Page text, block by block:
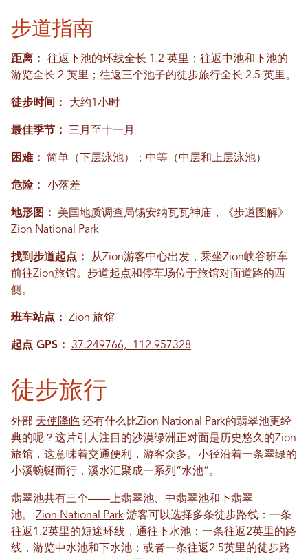
步道指南
距离： 往返下池的环线全长 1.2 英里；往返中池和下池的
游览全长 2 英里；往返三个池子的徒步旅行全长 2.5 英里。
徒步时间： 大约1小时
最佳季节： 三月至十一月
困难： 简单（下层泳池）；中等（中层和上层泳池）
危险： 小落差
地形图：
美国地质调查局锡安纳瓦瓦神庙，《步道图解》
Zion National Park
找到步道起点： 从Zion游客中心出发，乘坐Zion峡谷班车
前往Zion旅馆。步道起点和停车场位于旅馆对面道路的西
侧。
班车站点： Zion 旅馆
起点 GPS： 37.249766, -112.957328
徒步旅行
外部 天使降临 还有什么比Zion National Park的翡翠池更经
典的呢？这片引人注目的沙漠绿洲正对面是历史悠久的Zion
旅馆，这意味着交通便利，游客众多。小径沿着一条翠绿的
小溪蜿蜒而行，溪水汇聚成一系列“水池”。
翡翠池共有三个——上翡翠池、中翡翠池和下翡翠
池。 Zion National Park 游客可以选择多条徒步路线：一条
往返1.2英里的短途环线，通往下水池；一条往返2英里的路
线，游览中水池和下水池；或者一条往返2.5英里的徒步路